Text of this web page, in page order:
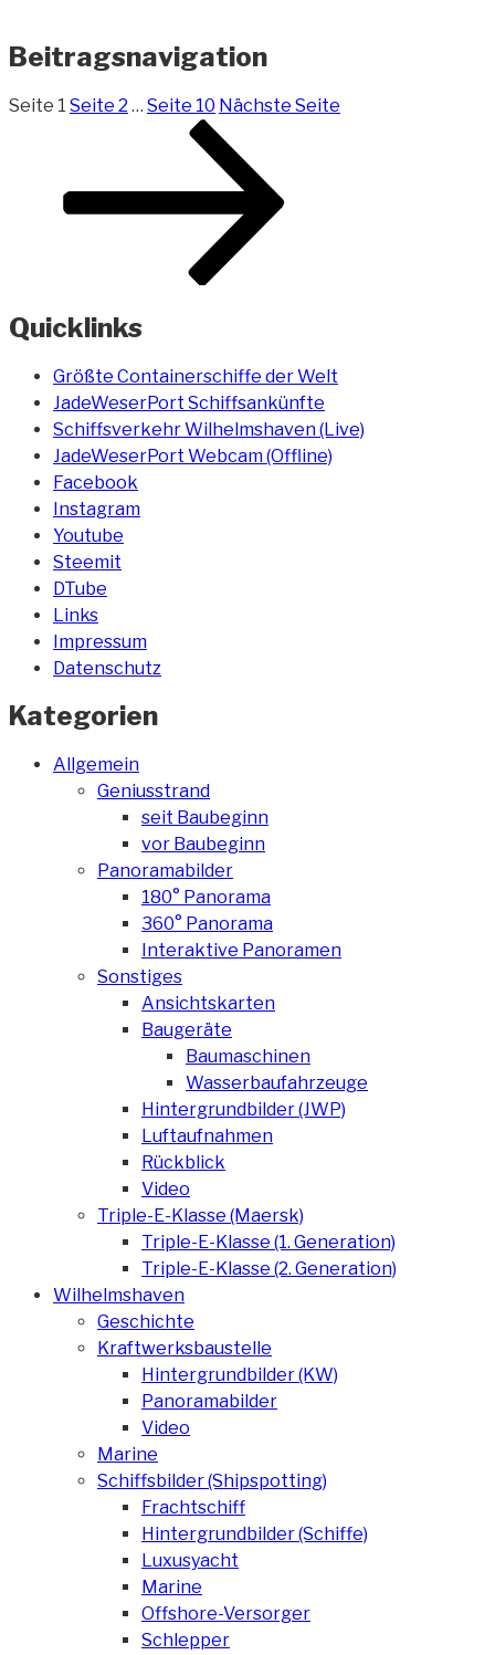
Beitragsnavigation
Seite 1 Seite 2 … Seite 10 Nächste Seite
Quicklinks
Größte Containerschiffe der Welt
JadeWeserPort Schiffsankünfte
Schiffsverkehr Wilhelmshaven (Live)
JadeWeserPort Webcam (Offline)
Facebook
Instagram
Youtube
Steemit
DTube
Links
Impressum
Datenschutz
Kategorien
Allgemein
Geniusstrand
seit Baubeginn
vor Baubeginn
Panoramabilder
180° Panorama
360° Panorama
Interaktive Panoramen
Sonstiges
Ansichtskarten
Baugeräte
Baumaschinen
Wasserbaufahrzeuge
Hintergrundbilder (JWP)
Luftaufnahmen
Rückblick
Video
Triple-E-Klasse (Maersk)
Triple-E-Klasse (1. Generation)
Triple-E-Klasse (2. Generation)
Wilhelmshaven
Geschichte
Kraftwerksbaustelle
Hintergrundbilder (KW)
Panoramabilder
Video
Marine
Schiffsbilder (Shipspotting)
Frachtschiff
Hintergrundbilder (Schiffe)
Luxusyacht
Marine
Offshore-Versorger
Schlepper